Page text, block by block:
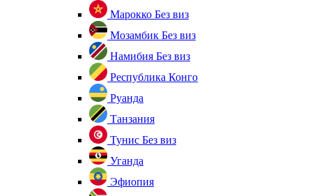
Марокко Без виз
Мозамбик Без виз
Намибия Без виз
Республика Конго
Руанда
Танзания
Тунис Без виз
Уганда
Эфиопия